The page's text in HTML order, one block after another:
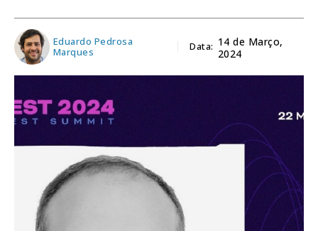
Eduardo Pedrosa
Marques
Data: 14 de Março,
2024